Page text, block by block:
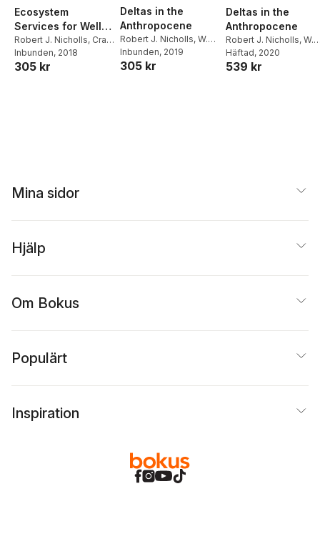
Ecosystem
Services for Well-
Being in Deltas
Robert J. Nicholls, Craig
W. Hutton, W. Neil
Adger ,Susan E.
Inbunden, 2018
305 kr
Deltas in the
Anthropocene
Robert J. Nicholls, W.
Neil Adger ,Craig W.
Hutton,Susan E.
Inbunden, 2019
305 kr
Deltas in the
Anthropocene
Robert J. Nicholls, W.
Neil Adger,Craig W.
Hutton,Susan E.
Häftad, 2020
539 kr
Mina sidor
Hjälp
Om Bokus
Populärt
Inspiration